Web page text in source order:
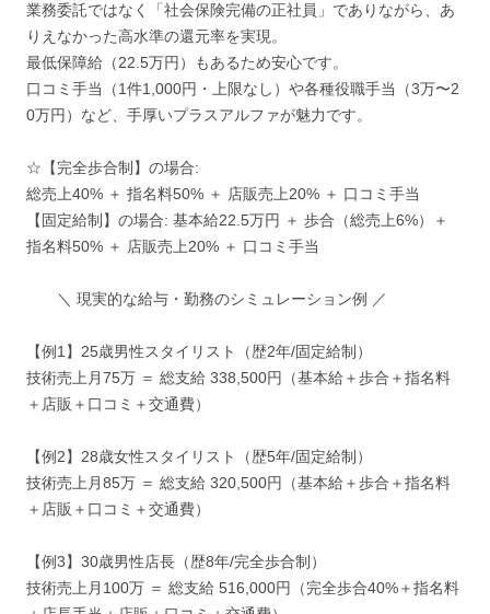
業務委託ではなく「社会保険完備の正社員」でありながら、あ
りえなかった高水準の還元率を実現。
最低保障給（22.5万円）もあるため安心です。
口コミ手当（1件1,000円・上限なし）や各種役職手当（3万〜2
0万円）など、手厚いプラスアルファが魅力です。
☆【完全歩合制】の場合:
総売上40% ＋ 指名料50% ＋ 店販売上20% ＋ 口コミ手当
【固定給制】の場合: 基本給22.5万円 ＋ 歩合（総売上6%）＋
指名料50% ＋ 店販売上20% ＋ 口コミ手当
＼ 現実的な給与・勤務のシミュレーション例 ／
【例1】25歳男性スタイリスト（歴2年/固定給制）
技術売上月75万 ＝ 総支給 338,500円（基本給＋歩合＋指名料
＋店販＋口コミ＋交通費）
【例2】28歳女性スタイリスト（歴5年/固定給制）
技術売上月85万 ＝ 総支給 320,500円（基本給＋歩合＋指名料
＋店販＋口コミ＋交通費）
【例3】30歳男性店長（歴8年/完全歩合制）
技術売上月100万 ＝ 総支給 516,000円（完全歩合40%＋指名料